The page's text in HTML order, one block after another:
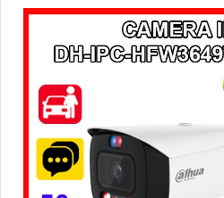
mọi điều kiện thời tiết